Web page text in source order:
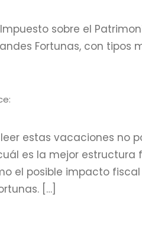
sobre el
Fortunas, con tipos
estas vacaciones no
es la mejor estructura
el posible impacto
[…]